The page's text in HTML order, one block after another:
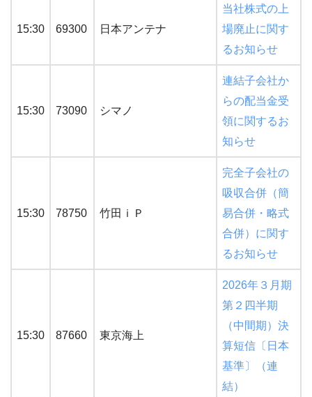
15:30 69300 日本アンテナ
当社株式の上
場廃止に関す
るお知らせ
15:30 73090 シマノ
連結子会社か
らの配当金受
領に関するお
知らせ
15:30 78750 竹田ｉＰ
完全子会社の
吸収合併（簡
易合併・略式
合併）に関す
るお知らせ
15:30 87660 東京海上
2026年３月期
第２四半期
（中間期）決
算短信〔日本
基準〕（連
結）